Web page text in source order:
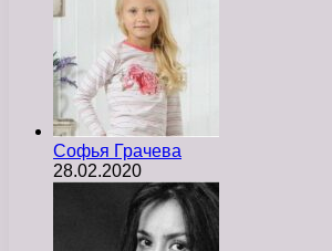
Софья Грачева
28.02.2020